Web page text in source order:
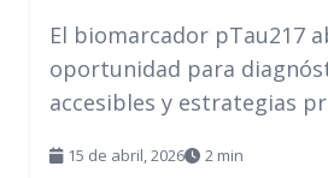
El biomarcador pTau217
oportunidad para
accesibles y estrategias
15 de abril, 2026 2 min